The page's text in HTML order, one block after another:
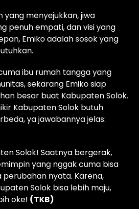
yang menyejukkan, jiwa
penuh empati, dan visi yang
Emiko adalah sosok yang
ibu rumah tangga yang
sekarang Emiko siap
besar buat Kabupaten Solok.
Kabupaten Solok butuh
ya jawabannya jelas:
Solok! Saatnya bergerak,
yang nggak cuma bisa
perubahan nyata. Karena,
Solok bisa lebih maju,
oke! (TKB)